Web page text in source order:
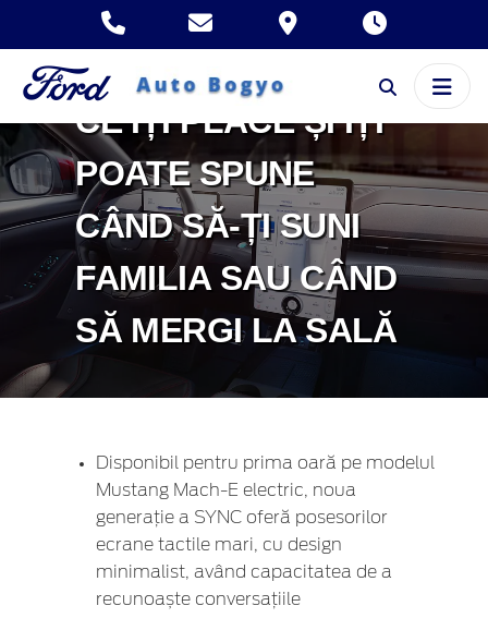
SYNC. ACUM
MAȘINA TA AFLĂ
CE ÎȚI PLACE ȘI ÎȚI
POATE SPUNE
CÂND SĂ-ȚI SUNI
FAMILIA SAU CÂND
SĂ MERGI LA SALĂ
Disponibil pentru prima oară pe modelul
Mustang Mach-E electric, noua
generație a SYNC oferă posesorilor
ecrane tactile mari, cu design
minimalist, având capacitatea de a
recunoaște conversațiile